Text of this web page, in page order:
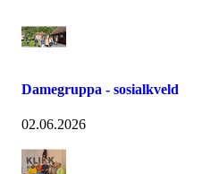
Damegruppa - sosialkveld
02.06.2026